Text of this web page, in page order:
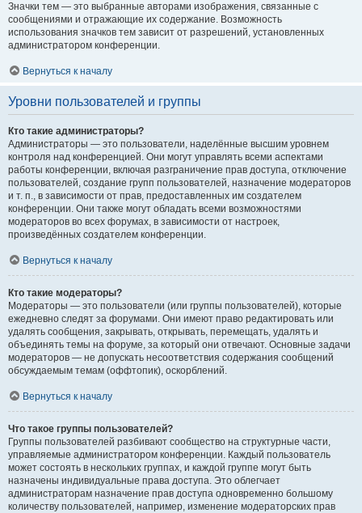
Значки тем — это выбранные авторами изображения, связанные с
сообщениями и отражающие их содержание. Возможность
использования значков тем зависит от разрешений, установленных
администратором конференции.
Вернуться к началу
Уровни пользователей и группы
Кто такие администраторы?
Администраторы — это пользователи, наделённые высшим уровнем
контроля над конференцией. Они могут управлять всеми аспектами
работы конференции, включая разграничение прав доступа, отключение
пользователей, создание групп пользователей, назначение модераторов
и т. п., в зависимости от прав, предоставленных им создателем
конференции. Они также могут обладать всеми возможностями
модераторов во всех форумах, в зависимости от настроек,
произведённых создателем конференции.
Вернуться к началу
Кто такие модераторы?
Модераторы — это пользователи (или группы пользователей), которые
ежедневно следят за форумами. Они имеют право редактировать или
удалять сообщения, закрывать, открывать, перемещать, удалять и
объединять темы на форуме, за который они отвечают. Основные задачи
модераторов — не допускать несоответствия содержания сообщений
обсуждаемым темам (оффтопик), оскорблений.
Вернуться к началу
Что такое группы пользователей?
Группы пользователей разбивают сообщество на структурные части,
управляемые администратором конференции. Каждый пользователь
может состоять в нескольких группах, и каждой группе могут быть
назначены индивидуальные права доступа. Это облегчает
администраторам назначение прав доступа одновременно большому
количеству пользователей, например, изменение модераторских прав